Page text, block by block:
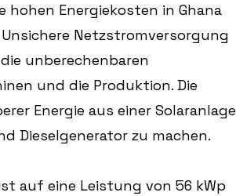
Energiekosten in Ghana
Netzstromversorgung
unberechenbaren
und die Produktion. Die
Energie aus einer Solaranlage
Dieselgenerator zu machen.
auf eine Leistung von 56 kWp